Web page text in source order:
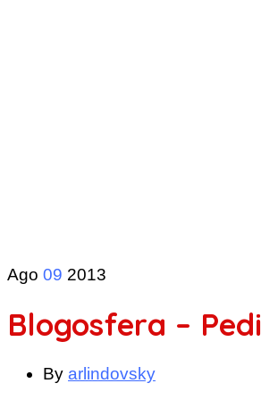
Ago 09 2013
Blogosfera –
By arlindovsky